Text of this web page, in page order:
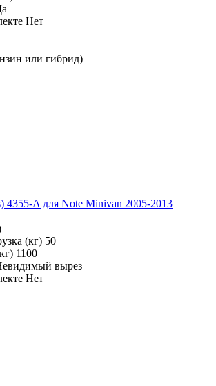
Нет
4355-A для Note Minivan 2005-2013
(кг) 50
1100
вырез
Нет